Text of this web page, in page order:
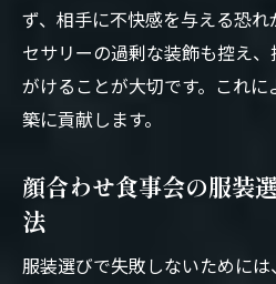
ず、相手に不快感を与える恐れ
セサリーの過剰な装飾も控え
がけることが大切です。これ
築に貢献します。
顔合わせ食事会の服装
法
服装選びで失敗しないために